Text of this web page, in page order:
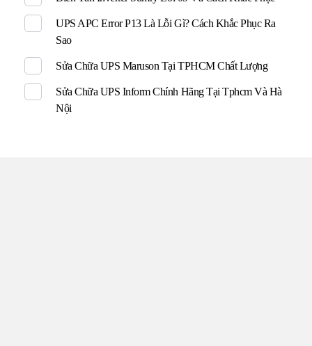
UPS APC Error P13 Là Lỗi Gì? Cách Khắc Phục Ra
Sao
Sửa Chữa UPS Maruson Tại TPHCM Chất Lượng
Sửa Chữa UPS Inform Chính Hãng Tại Tphcm Và Hà
Nội